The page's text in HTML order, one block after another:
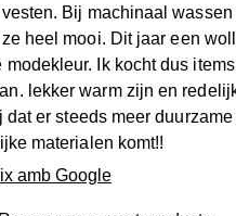
Bij machinaal
heel mooi. Dit jaar een
modekleur. Ik kocht dus
lekker warm zijn en
dat er steeds meer
materialen komt!!
amb Google